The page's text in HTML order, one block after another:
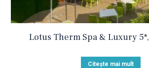
Lotus Therm Spa & Luxury
Citește mai mult